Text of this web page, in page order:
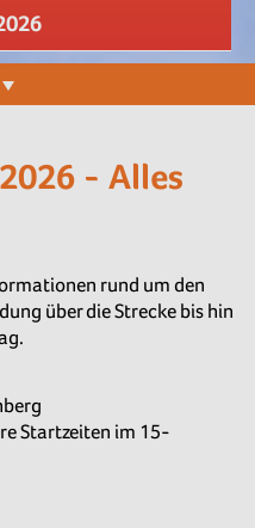
- Alles
rund um den
über die Strecke bis hin
Startzeiten im 15-